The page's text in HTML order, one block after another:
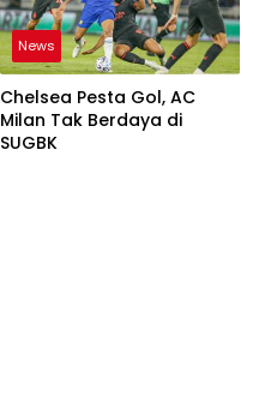
News
Chelsea Pesta Gol, AC
Milan Tak Berdaya di
SUGBK